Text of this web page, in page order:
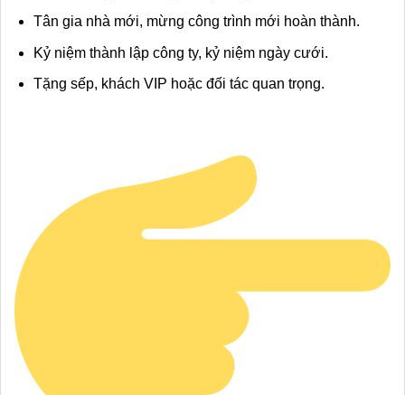
Tân gia nhà mới, mừng công trình mới hoàn thành.
Kỷ niệm thành lập công ty, kỷ niệm ngày cưới.
Tặng sếp, khách VIP hoặc đối tác quan trọng.